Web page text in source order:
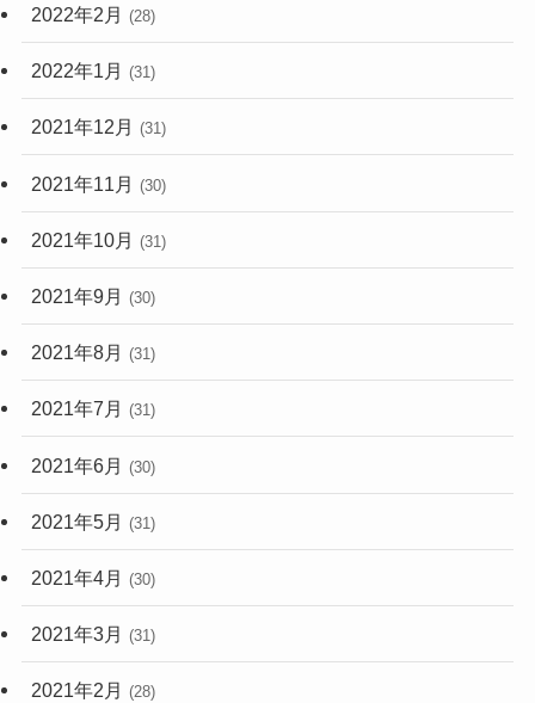
2022年2月 (28)
2022年1月 (31)
2021年12月 (31)
2021年11月 (30)
2021年10月 (31)
2021年9月 (30)
2021年8月 (31)
2021年7月 (31)
2021年6月 (30)
2021年5月 (31)
2021年4月 (30)
2021年3月 (31)
2021年2月 (28)